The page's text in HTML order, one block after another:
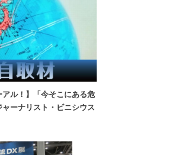
アル！】「今そこにある危
ーナリスト・ビニシウス